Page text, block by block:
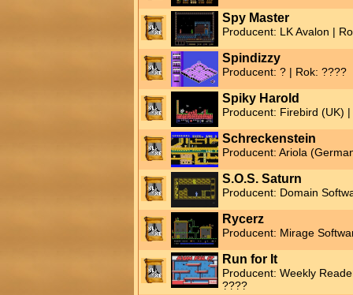
Spy Master
Producent: LK Avalon |
Spindizzy
Producent: ? | Rok: ????
Spiky Harold
Producent: Firebird (UK)
Schreckenstein
Producent: Ariola
S.O.S. Saturn
Producent: Domain
Rycerz
Producent: Mirage
Run for It
Producent: Weekly
????